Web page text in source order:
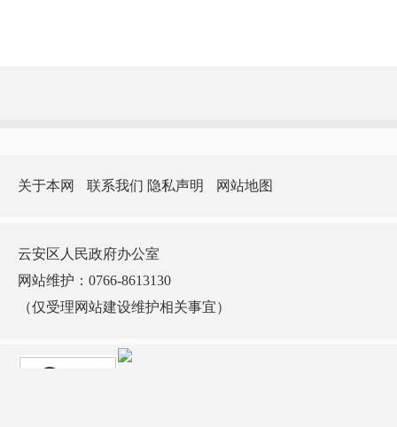
关于本网 联系我们 隐私声明 网站地图
云安区人民政府办公室
网站维护：0766-8613130
（仅受理网站建设维护相关事宜）